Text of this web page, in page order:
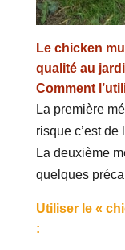
Le chicken
qualité au
Comment
La première
risque c’est de
La deuxième
quelques
Utiliser le «
: